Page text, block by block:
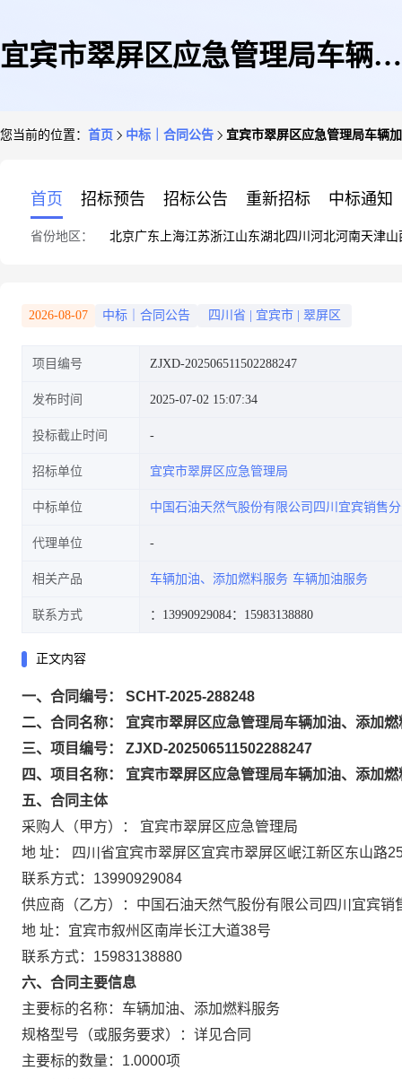
宜宾市翠屏区应急管理局车辆加
您当前的位置： 首页 中标｜合同公告 宜宾市翠屏区应急管理局车辆
首页 招标预告 招标公告 重新招标 中标通知
省份地区： 北京广东 上海江苏浙江山东湖北四川 河北河南天津山
2026-08-07 中标｜合同公告 四川省 宜宾市 翠屏区
项目编号 ZJXD-202506511502288247
发布时间 2025-07-02 15:07:34
投标截止时间
招标单位 宜宾市翠屏区应急管理局
中标单位 中国石油天然气股份有限公司四川宜宾销售
代理单位
相关产品 车辆加油、添加燃料服务 车辆加油服务
联系方式 ：13990929084：15983138880
正文内容
一、合同编号： SCHT-2025-288248
二、合同名称： 宜宾市翠屏区应急管理局车辆加油、添加
三、项目编号： ZJXD-202506511502288247
四、项目名称： 宜宾市翠屏区应急管理局车辆加油、添加
五、合同主体
采购人（甲方）： 宜宾市翠屏区应急管理局
地 址： 四川省宜宾市翠屏区宜宾市翠屏区岷江新区东山路
联系方式：13990929084
供应商（乙方）：中国石油天然气股份有限公司四川宜宾销
地 址：宜宾市叙州区南岸长江大道38号
联系方式：15983138880
六、合同主要信息
主要标的名称：车辆加油、添加燃料服务
规格型号（或服务要求）：详见合同
主要标的数量：1.0000项